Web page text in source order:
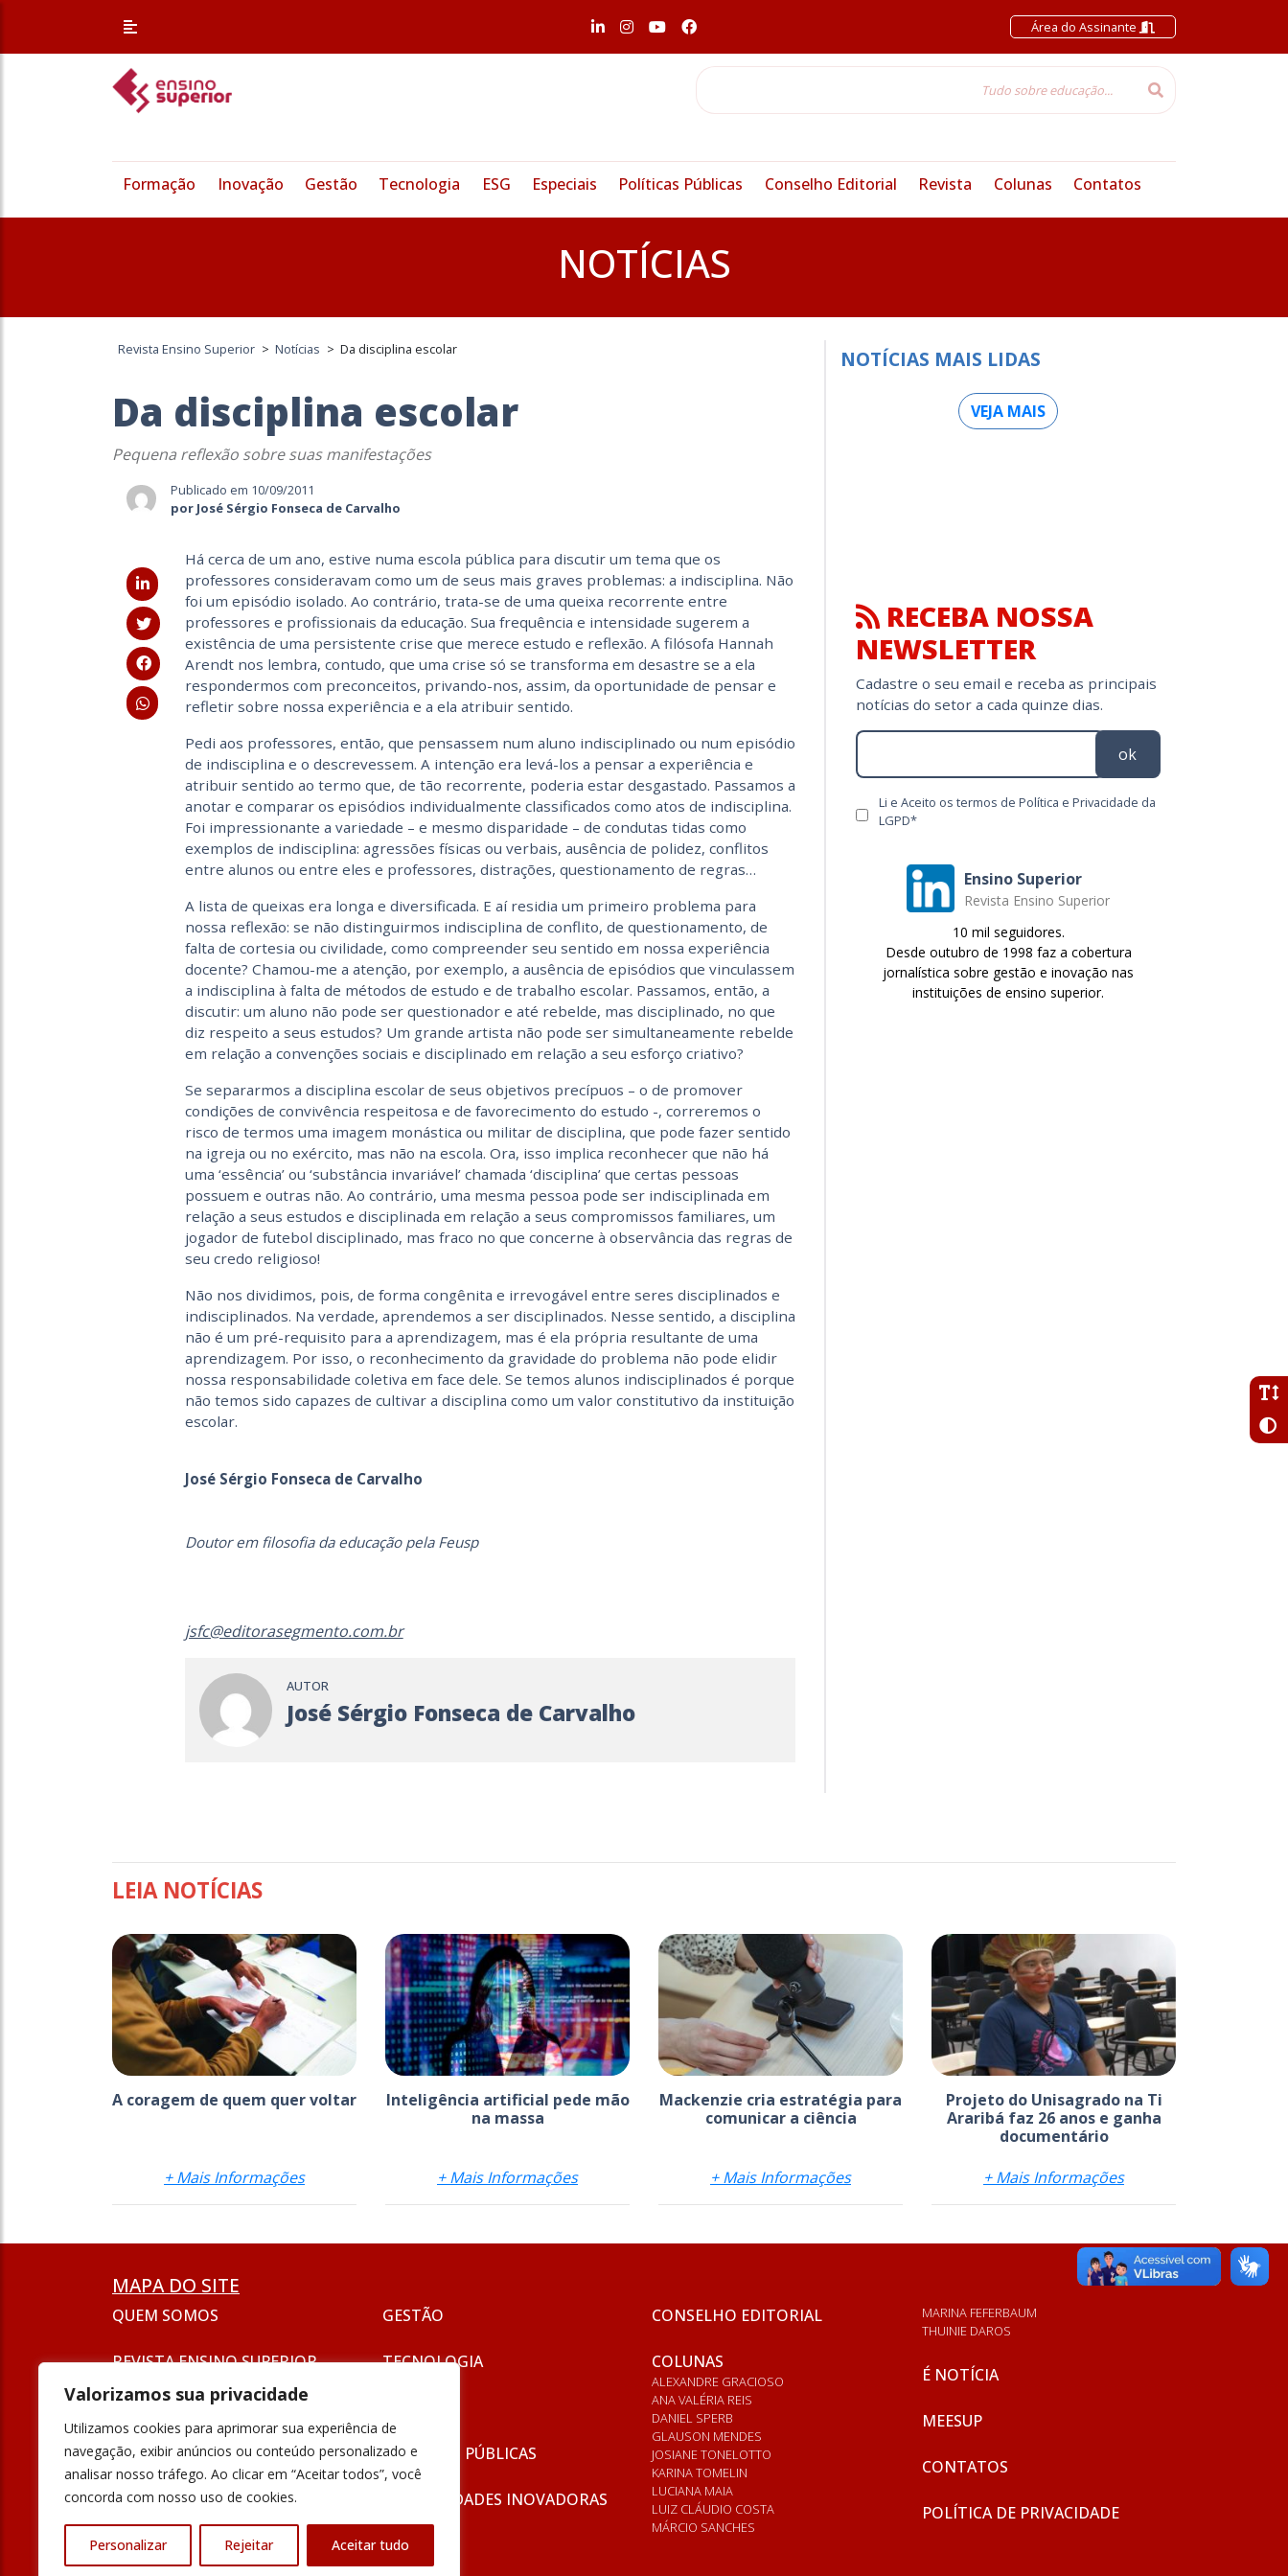
Valorizamos sua privacidade
Utilizamos cookies para aprimorar sua experiência de
navegação, exibir anúncios ou conteúdo personalizado e
analisar nosso tráfego. Ao clicar em “Aceitar todos”, você
concorda com nosso uso de cookies.
Personalizar Rejeitar Aceitar tudo
Área do Assinante
Formação Inovação Gestão Tecnologia ESG Especiais Políticas Públicas Conselho Editorial Revista Colunas Contatos
NOTÍCIAS
Revista Ensino Superior > Notícias > Da disciplina escolar
Da disciplina escolar
Pequena reflexão sobre suas manifestações
Publicado em 10/09/2011
por José Sérgio Fonseca de Carvalho
Há cerca de um ano, estive numa escola pública para discutir um tema que os
professores consideravam como um de seus mais graves problemas: a indisciplina. Não
foi um episódio isolado. Ao contrário, trata-se de uma queixa recorrente entre
professores e profissionais da educação. Sua frequência e intensidade sugerem a
existência de uma persistente crise que merece estudo e reflexão. A filósofa Hannah
Arendt nos lembra, contudo, que uma crise só se transforma em desastre se a ela
respondermos com preconceitos, privando-nos, assim, da oportunidade de pensar e
refletir sobre nossa experiência e a ela atribuir sentido.
Pedi aos professores, então, que pensassem num aluno indisciplinado ou num episódio
de indisciplina e o descrevessem. A intenção era levá-los a pensar a experiência e
atribuir sentido ao termo que, de tão recorrente, poderia estar desgastado. Passamos a
anotar e comparar os episódios individualmente classificados como atos de indisciplina.
Foi impressionante a variedade – e mesmo disparidade – de condutas tidas como
exemplos de indisciplina: agressões físicas ou verbais, ausência de polidez, conflitos
entre alunos ou entre eles e professores, distrações, questionamento de regras…
A lista de queixas era longa e diversificada. E aí residia um primeiro problema para
nossa reflexão: se não distinguirmos indisciplina de conflito, de questionamento, de
falta de cortesia ou civilidade, como compreender seu sentido em nossa experiência
docente? Chamou-me a atenção, por exemplo, a ausência de episódios que vinculassem
a indisciplina à falta de métodos de estudo e de trabalho escolar. Passamos, então, a
discutir: um aluno não pode ser questionador e até rebelde, mas disciplinado, no que
diz respeito a seus estudos? Um grande artista não pode ser simultaneamente rebelde
em relação a convenções sociais e disciplinado em relação a seu esforço criativo?
Se separarmos a disciplina escolar de seus objetivos precípuos – o de promover
condições de convivência respeitosa e de favorecimento do estudo -, correremos o
risco de termos uma imagem monástica ou militar de disciplina, que pode fazer sentido
na igreja ou no exército, mas não na escola. Ora, isso implica reconhecer que não há
uma ‘essência’ ou ‘substância invariável’ chamada ‘disciplina’ que certas pessoas
possuem e outras não. Ao contrário, uma mesma pessoa pode ser indisciplinada em
relação a seus estudos e disciplinada em relação a seus compromissos familiares, um
jogador de futebol disciplinado, mas fraco no que concerne à observância das regras de
seu credo religioso!
Não nos dividimos, pois, de forma congênita e irrevogável entre seres disciplinados e
indisciplinados. Na verdade, aprendemos a ser disciplinados. Nesse sentido, a disciplina
não é um pré-requisito para a aprendizagem, mas é ela própria resultante de uma
aprendizagem. Por isso, o reconhecimento da gravidade do problema não pode elidir
nossa responsabilidade coletiva em face dele. Se temos alunos indisciplinados é porque
não temos sido capazes de cultivar a disciplina como um valor constitutivo da instituição
escolar.
José Sérgio Fonseca de Carvalho
Doutor em filosofia da educação pela Feusp
jsfc@editorasegmento.com.br
AUTOR
José Sérgio Fonseca de Carvalho
NOTÍCIAS MAIS LIDAS
VEJA MAIS
RECEBA NOSSA
NEWSLETTER
Cadastre o seu email e receba as principais
notícias do setor a cada quinze dias.
ok
Li e Aceito os termos de Política e Privacidade da
LGPD*
Ensino Superior
Revista Ensino Superior
10 mil seguidores.
Desde outubro de 1998 faz a cobertura
jornalística sobre gestão e inovação nas
instituições de ensino superior.
LEIA NOTÍCIAS
A coragem de quem quer voltar
+ Mais Informações
Inteligência artificial pede mão
na massa
+ Mais Informações
Mackenzie cria estratégia para
comunicar a ciência
+ Mais Informações
Projeto do Unisagrado na Ti
Araribá faz 26 anos e ganha
documentário
+ Mais Informações
MAPA DO SITE
QUEM SOMOS
REVISTA ENSINO SUPERIOR
SEJA UM ANUNCIANTE
FORMAÇÃO
INOVAÇÃO
PODCAST
GESTÃO
TECNOLOGIA
POLÍTICAS PÚBLICAS
UNIVERSIDADES INOVADORAS
CONSELHO EDITORIAL
COLUNAS
ALEXANDRE GRACIOSO
ANA VALÉRIA REIS
DANIEL SPERB
GLAUSON MENDES
JOSIANE TONELOTTO
KARINA TOMELIN
LUCIANA MAIA
LUIZ CLÁUDIO COSTA
MÁRCIO SANCHES
MARINA FEFERBAUM
THUINIE DAROS
É NOTÍCIA
MEESUP
CONTATOS
POLÍTICA DE PRIVACIDADE